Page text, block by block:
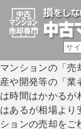
マンションの「売
産や開発等の「業
は時間はかかるが
はあるが相場より
ションの売却を